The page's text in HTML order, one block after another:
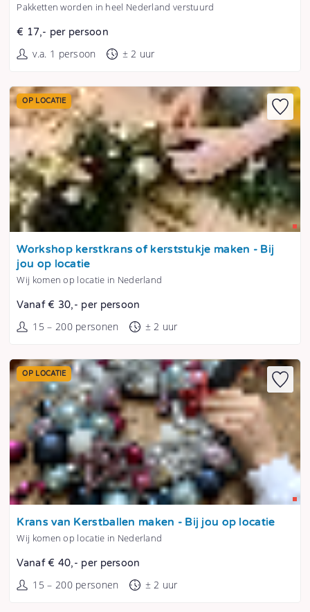
Pakketten worden in heel Nederland verstuurd
€ 17,- per persoon
v.a. 1 persoon ± 2 uur
Tonen
OP LOCATIE
Workshop kerstkrans of kerststukje maken - Bij
jou op locatie
Wij komen op locatie in Nederland
Vanaf € 30,- per persoon
15 – 200 personen ± 2 uur
Tonen
OP LOCATIE
Krans van Kerstballen maken - Bij jou op locatie
Wij komen op locatie in Nederland
Vanaf € 40,- per persoon
15 – 200 personen ± 2 uur